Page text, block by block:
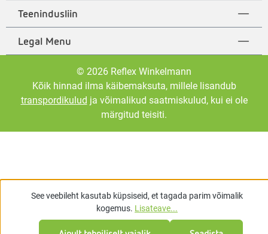
Teenindusliin
Legal Menu
© 2026 Reflex Winkelmann
Kõik hinnad ilma käibemaksuta, millele lisandub
transpordikulud ja võimalikud saatmiskulud, kui ei ole
märgitud teisiti.
See veebileht kasutab küpsiseid, et tagada parim võimalik
kogemus. Lisateave...